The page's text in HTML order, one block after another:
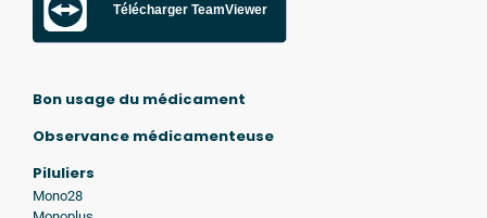
Télécharger TeamViewer
Bon usage du médicament
Observance médicamenteuse
Piluliers
Mono28